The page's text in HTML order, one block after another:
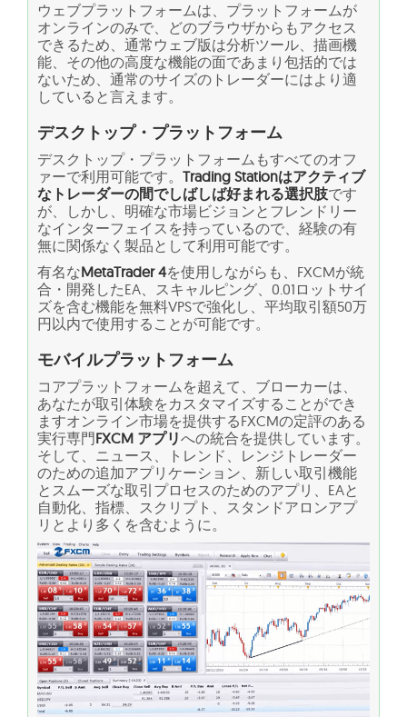
ウェブプラットフォームは、プラットフォームが
オンラインのみで、どのブラウザからもアクセス
できるため、通常ウェブ版は分析ツール、描画機
能、その他の高度な機能の面であまり包括的では
ないため、通常のサイズのトレーダーにはより適
していると言えます。
デスクトップ・プラットフォーム
デスクトップ・プラットフォームもすべてのオフ
ァーで利用可能です。 Trading Stationはアクティブ
なトレーダーの間でしばしば好まれる選択肢です
が、しかし、明確な市場ビジョンとフレンドリー
なインターフェイスを持っているので、経験の有
無に関係なく製品として利用可能です。
有名なMetaTrader 4を使用しながらも、FXCMが統
合・開発したEA、スキャルピング、0.01ロットサイ
ズを含む機能を無料VPSで強化し、平均取引額50万
円以内で使用することが可能です。
モバイルプラットフォーム
コアプラットフォームを超えて、ブローカーは、
あなたが取引体験をカスタマイズすることができ
ますオンライン市場を提供するFXCMの定評のある
実行専門FXCM アプリへの統合を提供しています。
そして、ニュース、トレンド、レンジトレーダー
のための追加アプリケーション、新しい取引機能
とスムーズな取引プロセスのためのアプリ、EAと
自動化、指標、スクリプト、スタンドアロンアプ
リとより多くを含むように。